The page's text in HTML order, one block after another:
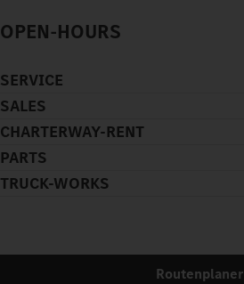
OPEN-HOURS
SERVICE
SALES
CHARTERWAY-RENT
PARTS
TRUCK-WORKS
Routenplaner